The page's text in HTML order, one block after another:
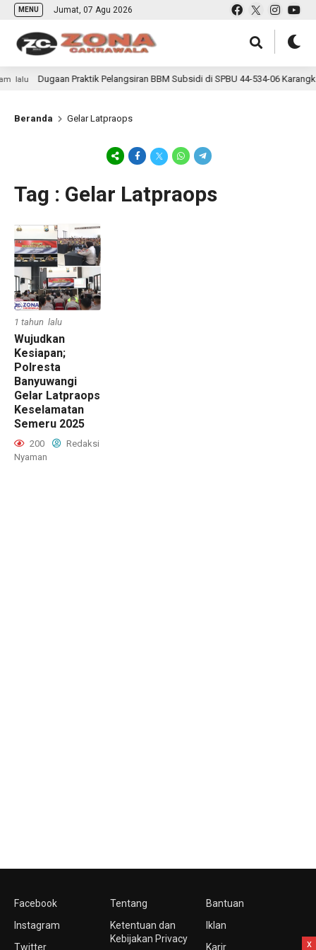
MENU Jumat, 07 Agu 2026
lalu Dugaan Praktik Pelangsiran BBM Subsidi di SPBU 44-534-06
Beranda Gelar Latpraops
Tag : Gelar Latpraops
1 tahun lalu
Wujudkan
Kesiapan;
Polresta
Banyuwangi
Gelar Latpraops
Keselamatan
Semeru 2025
200
Redaksi
Nyaman
Facebook
Instagram
Twitter
Tentang
Ketentuan dan
Kebijakan Privacy
Bantuan
Iklan
Karir
x